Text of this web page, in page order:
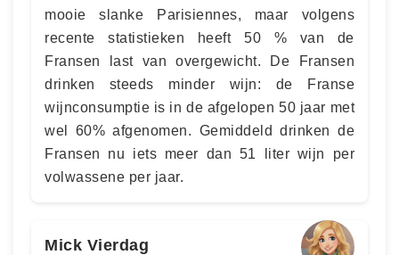
mooie slanke Parisiennes, maar volgens
recente statistieken heeft 50 % van de
Fransen last van overgewicht. De Fransen
drinken steeds minder wijn: de Franse
wijnconsumptie is in de afgelopen 50 jaar met
wel 60% afgenomen. Gemiddeld drinken de
Fransen nu iets meer dan 51 liter wijn per
volwassene per jaar.
Mick Vierdag